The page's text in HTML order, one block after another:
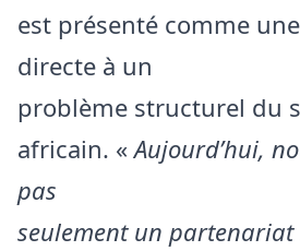
est présenté comme
directe à un
problème structurel du
africain. « Aujourd’hui,
pas
seulement un partenariat